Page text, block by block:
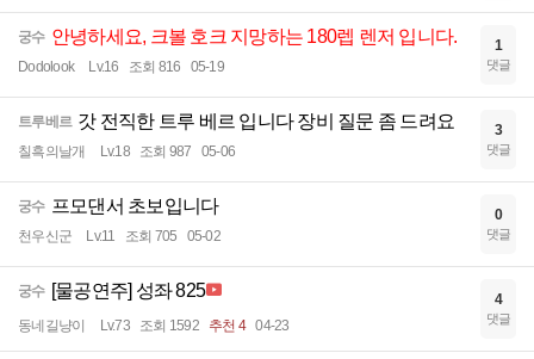
궁수 안녕하세요, 크볼 호크 지망하는 180렙 렌저 입니다.
Dodolook Lv.16 조회 816 05-19
1
댓글
트루베르 갓 전직한 트루 베르 입니다 장비 질문 좀 드려요
칠흑의날개 Lv.18 조회 987 05-06
3
댓글
궁수 프모댄서 초보입니다
천우신군 Lv.11 조회 705 05-02
0
댓글
궁수 [물공연주] 성좌 825
동네길냥이 Lv.73 조회 1592 추천 4 04-23
4
댓글